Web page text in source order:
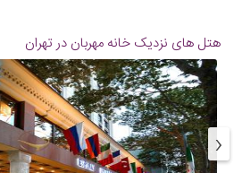
هتل های نزدیک خانه مهربان در تهران
‹